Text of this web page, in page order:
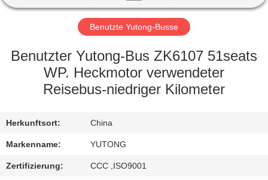
FABRIK-
AUSFLUG
QUALITÄTSKONTROLLE
SIE
MIT
UNS
Benutzte Yutong-Busse
Benutzter Yutong-Bus ZK6107 51seats
WP. Heckmotor verwendeter
Reisebus-niedriger Kilometer
Herkunftsort: China
Markenname: YUTONG
Zertifizierung: CCC ,ISO9001